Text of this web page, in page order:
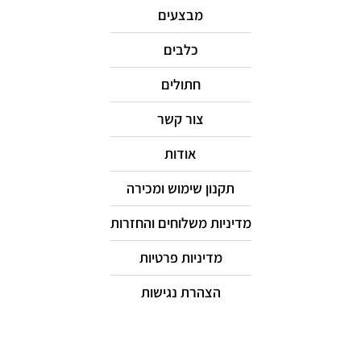
מבצעים
כלבים
חתולים
צור קשר
אודות
תקנון שימוש ומכירה
מדיניות משלוחים והחזרות
מדיניות פרטיות
הצהרת נגישות